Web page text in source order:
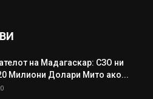
на Мадагаскар: СЗО ни
Милиони Долари Мито ако...